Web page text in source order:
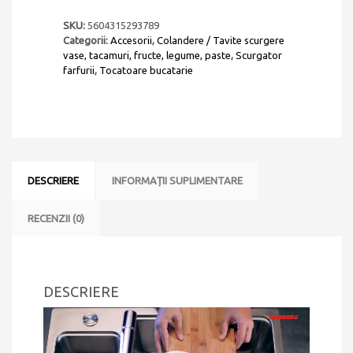
MASTER
BOX
LUX
compus
lemn
SKU: 5604315293789
Categorii: Accesorii, Colandere / Tavite scurgere
vase, tacamuri, fructe, legume, paste, Scurgator
farfurii, Tocatoare bucatarie
DESCRIERE INFORMAȚII SUPLIMENTARE
RECENZII (0)
DESCRIERE
Player
video